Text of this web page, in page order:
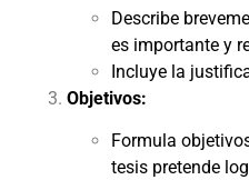
Describe
es importante y
Incluye la
Objetivos:
Formula
tesis pretende